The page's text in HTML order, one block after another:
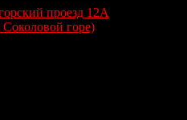
проезд 12А
горе)